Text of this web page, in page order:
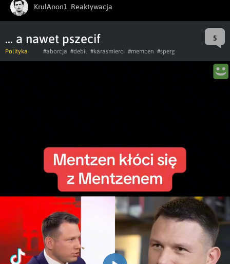
KrulAnon1_Reaktywacja
... a nawet pszecif 5
Polityka #aborcja #debil #karasmierci #memcen #sperg